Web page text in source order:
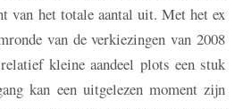
van het totale aantal uit. Met het ex
van de verkiezingen van 2008
kleine aandeel plots een stuk
kan een uitgelezen moment zijn